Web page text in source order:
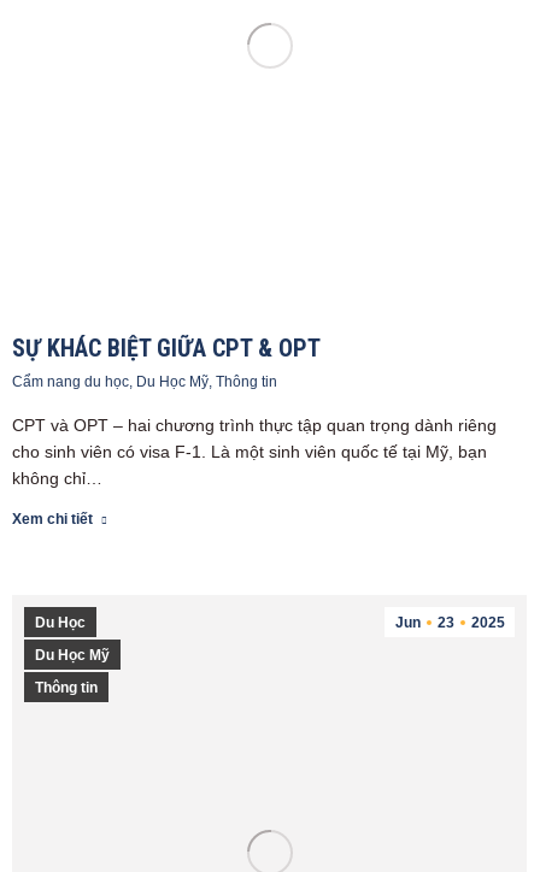
SỰ KHÁC BIỆT GIỮA CPT & OPT
Cẩm nang du học, Du Học Mỹ, Thông tin
CPT và OPT – hai chương trình thực tập quan trọng dành riêng
cho sinh viên có visa F-1. Là một sinh viên quốc tế tại Mỹ, bạn
không chỉ…
Xem chi tiết
Jun 23 2025
Du Học
Du Học Mỹ
Thông tin